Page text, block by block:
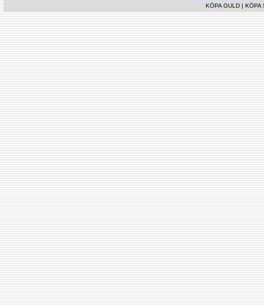
KÖPA GULD| KÖPA